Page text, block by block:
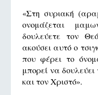
«Στη συριακή
ονομάζεται
δουλεύετε τον
ακούσει αυτό ο
που φέρει το
μπορεί να
και τον Χριστό».